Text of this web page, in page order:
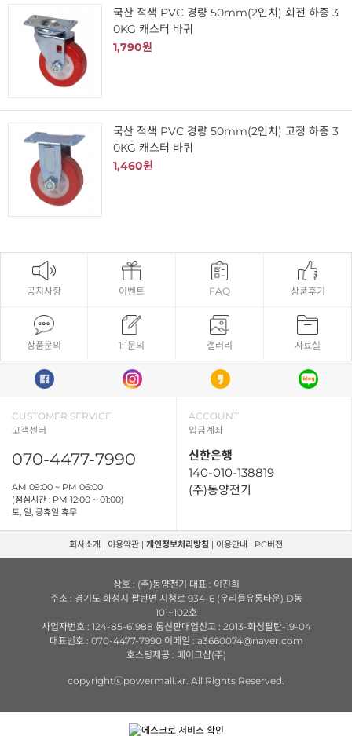
국산 적색 PVC 경량 50mm(2인치) 회전 하중 3
0KG 캐스터 바퀴
1,790원
국산 적색 PVC 경량 50mm(2인치) 고정 하중 3
0KG 캐스터 바퀴
1,460원
공지사항 이벤트 FAQ 상품후기
상품문의 1:1문의 갤러리 자료실
CUSTOMER SERVICE
고객센터
070-4477-7990
AM 09:00 ~ PM 06:00
(점심시간 : PM 12:00 ~ 01:00)
토, 일, 공휴일 휴무
ACCOUNT
입금계좌
신한은행
140-010-138819
(주)동양전기
회사소개 | 이용약관 | 개인정보처리방침 | 이용안내 | PC버전
상호 : (주)동양전기 대표 : 이진희
주소 : 경기도 화성시 팔탄면 시청로 934-6 (우리들유통타운) D동
101~102호
사업자번호 : 124-85-61988 통신판매업신고 : 2013-화성팔탄-19-04
대표번호 : 070-4477-7990 이메일 : a3660074@naver.com
호스팅제공 : 메이크샵(주)
copyrightⓒpowermall.kr. All Rights Reserved.